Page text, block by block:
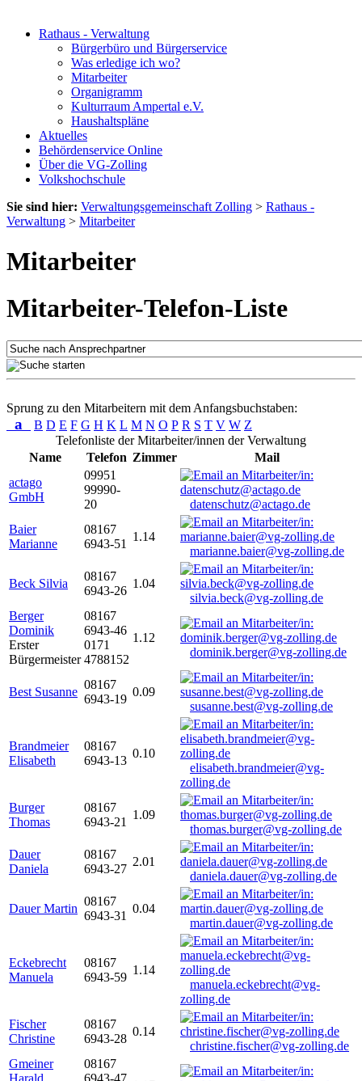
Rathaus - Verwaltung
Bürgerbüro und Bürgerservice
Was erledige ich wo?
Mitarbeiter
Organigramm
Kulturraum Ampertal e.V.
Haushaltspläne
Aktuelles
Behördenservice Online
Über die VG-Zolling
Volkshochschule
Sie sind hier: Verwaltungsgemeinschaft Zolling > Rathaus -
Verwaltung > Mitarbeiter
Mitarbeiter
Mitarbeiter-Telefon-Liste
Sprung zu den Mitarbeitern mit dem Anfangsbuchstaben:
a B D E F G H K L M N O P R S T V W Z
Telefonliste der Mitarbeiter/innen der Verwaltung
Name
Telefon Zimmer
Mail
actago
GmbH
09951
99990-
20
datenschutz@actago.de
Baier
Marianne
08167
6943-51
1.14
marianne.baier@vg-zolling.de
Beck Silvia
08167
6943-26
1.04
silvia.beck@vg-zolling.de
Berger
Dominik
Erster
Bürgermeister
08167
6943-46
0171
4788152
1.12
dominik.berger@vg-zolling.de
Best Susanne
08167
6943-19
0.09
susanne.best@vg-zolling.de
Brandmeier
Elisabeth
08167
6943-13
0.10
elisabeth.brandmeier@vg-
zolling.de
Burger
Thomas
08167
6943-21
1.09
thomas.burger@vg-zolling.de
Dauer
Daniela
08167
6943-27
2.01
daniela.dauer@vg-zolling.de
Dauer Martin
08167
6943-31
0.04
martin.dauer@vg-zolling.de
Eckebrecht
Manuela
08167
6943-59
1.14
manuela.eckebrecht@vg-
zolling.de
Fischer
Christine
08167
6943-28
0.14
christine.fischer@vg-zolling.de
Gmeiner
08167